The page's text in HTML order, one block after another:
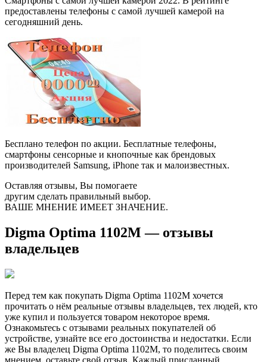
предоставлены телефоны с самой лучшей камерой на
сегодняшний день.
Бесплано телефон по акции. Бесплатные телефоны,
смартфоны сенсорные и кнопочные как брендовых
производителей Samsung, iPhone так и малоизвестных.
Оставляя отзывы, Вы помогаете
другим сделать правильный выбор.
ВАШЕ МНЕНИЕ ИМЕЕТ ЗНАЧЕНИЕ.
Digma Optima 1102M — отзывы
владельцев
Перед тем как покупать Digma Optima 1102M хочется
прочитать о нём реальные отзывы владельцев, тех людей, кто
уже купил и пользуется товаром некоторое время.
Ознакомьтесь с отзывами реальных покупателей об
устройстве, узнайте все его достоинства и недостатки. Если
же Вы владелец Digma Optima 1102M, то поделитесь своим